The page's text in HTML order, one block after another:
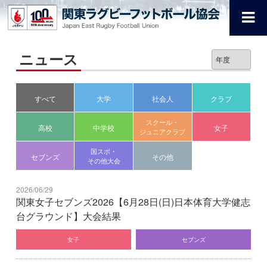
ニュース
すべて 大学 社会人 クラブ
高校 中学校
スクール・
ジュニアクラブ
女子
セブンズ
国スポ・
その他大会
その他
2026/06/29
関東女子セブンズ2026【6月28日(日)日本体育大学健志
台グラウンド】大会結果
女子 セブンズ